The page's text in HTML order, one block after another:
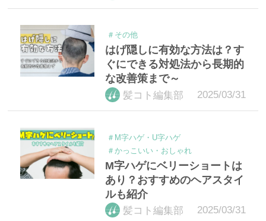
＃その他
はげ隠しに有効な方法は？す
ぐにできる対処法から長期的
な改善策まで～
髪コト編集部
2025/03/31
＃M字ハゲ・U字ハゲ
＃かっこいい・おしゃれ
M字ハゲにベリーショートは
あり？おすすめのヘアスタイ
ルも紹介
髪コト編集部
2025/03/31